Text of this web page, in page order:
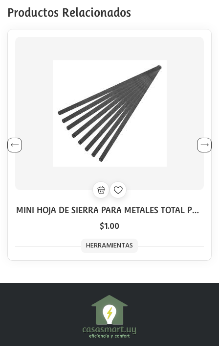
Productos Relacionados
MINI HOJA DE SIERRA PARA METALES TOTAL POR
UNIDAD
$1.00
HERRAMIENTAS